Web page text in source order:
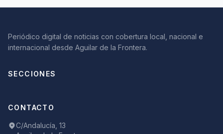
Periódico digital de noticias con cobertura local, nacional e
internacional desde Aguilar de la Frontera.
SECCIONES
CONTACTO
C/Andalucía, 13